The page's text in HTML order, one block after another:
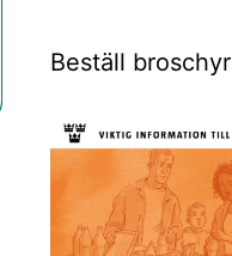
Beställ broschyr